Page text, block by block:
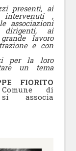
presenti, ai
intervenuti ,
associazioni
ai
lavoro
e con
per la loro
un tema
FIORITO
di
associa